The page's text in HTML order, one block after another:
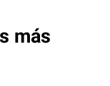
más